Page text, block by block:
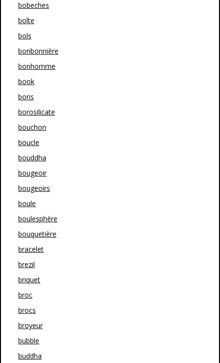
bobeches
boîte
bols
bonbonnière
bonhomme
book
boris
borosilicate
bouchon
boucle
bouddha
bougeoir
bougeoirs
boule
boulesphère
bouquetière
bracelet
brezil
briquet
broc
brocs
broyeur
bubble
buddha